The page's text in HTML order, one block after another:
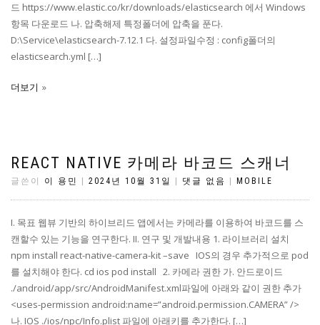
드 https://www.elastic.co/kr/downloads/elasticsearch 에서 Windows
항목 다운로드 나. 압축해제 특정폴더에 압축을 푼다.
D:\Service\elasticsearch-7.12.1 다. 설정파일수정 : config폴더의
elasticsearch.yml […]
더보기
REACT NATIVE 카메라 바코드 스캐너
글쓴이 이 용민 2024년 10월 31일 댓글 없음 MOBILE
I. 목표 웹뷰 기반의 하이브리드 앱에서는 카메라를 이용하여 바코드를 스
캔할수 있는 기능을 연구한다. II. 연구 및 개발내용 1. 라이브러리 설치
npm install react-native-camera-kit –save IOS의 경우 추가적으로 pod
를 설치해야 한다. cd ios pod install 2. 카메라 권한 가. 안드로이드
./android/app/src/AndroidManifest.xml파일에 아래와 같이 권한 추가
<uses-permission android:name=”android.permission.CAMERA” />
나. IOS ./ios/npc/Info.plist 파일에 아래키를 추가한다. […]